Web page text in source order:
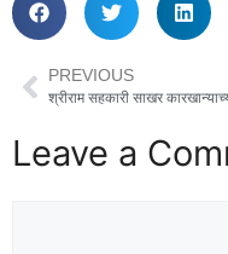
PREVIOUS
Leave a